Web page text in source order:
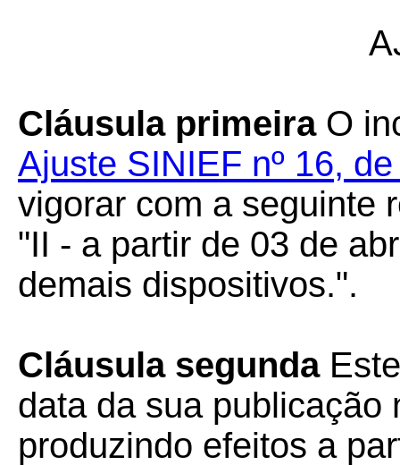
Cláusula primeiraO
Ajuste SINIEF nº 16,
vigorar com a seguinte
"II - a partir de 03 de
demais dispositivos.".
Cláusula segunda
data da sua publicação
produzindo efeitos a